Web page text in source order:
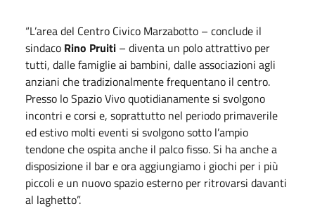
“L’area del Centro Civico Marzabotto – conclude il
sindaco Rino Pruiti – diventa un polo attrattivo per
tutti, dalle famiglie ai bambini, dalle associazioni agli
anziani che tradizionalmente frequentano il centro.
Presso lo Spazio Vivo quotidianamente si svolgono
incontri e corsi e, soprattutto nel periodo primaverile
ed estivo molti eventi si svolgono sotto l’ampio
tendone che ospita anche il palco fisso. Si ha anche a
disposizione il bar e ora aggiungiamo i giochi per i più
piccoli e un nuovo spazio esterno per ritrovarsi davanti
al laghetto”.